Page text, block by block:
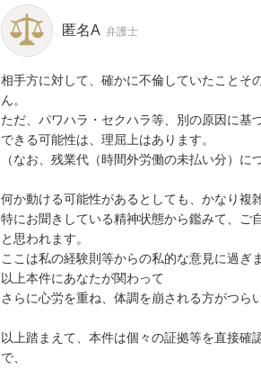
匿名A 弁護士
相手方に対して、確かに不倫していたことそ
ん。
ただ、パワハラ・セクハラ等、別の原因に基
できる可能性は、理屈上はあります。
（なお、残業代（時間外労働の未払い分）に
何か動ける可能性があるとしても、かなり複
特にお聞きしている精神状態から鑑みて、ご
と思われます。
ここは私の経験則等からの私的な意見に過ぎ
以上本件にあなたが関わって
さらに心労を重ね、体調を崩される方がつら
以上踏まえて、本件は個々の証拠等を直接
で、